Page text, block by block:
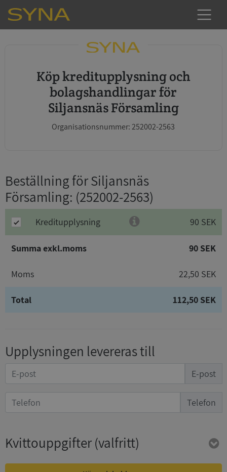
Köp kreditupplysning och
bolagshandlingar för
Siljansnäs Församling
Organisationsnummer: 252002-2563
Beställning för Siljansnäs
Församling: (252002-2563)
Kreditupplysning 90 SEK
Summa exkl.moms 90 SEK
Moms 22,50 SEK
Total 112,50 SEK
Upplysningen levereras till
E-post
Telefon
Kvittouppgifter(valfritt)